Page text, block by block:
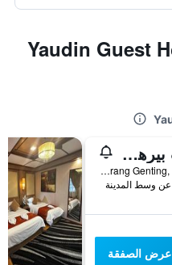
ذا بارات بيرهانشن بيتش ريزورت
Lot 136, Gm19, Kampung Seberang Genting, Kuala Besut, ماليزيا
عرض الصفقة